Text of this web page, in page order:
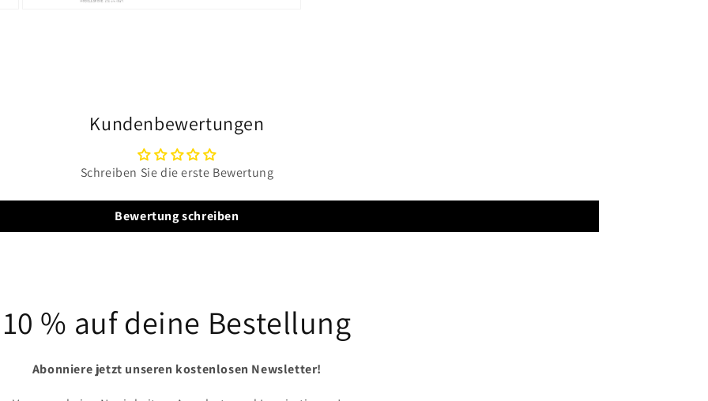
Kundenbewertungen
Schreiben Sie die erste Bewertung
Bewertung schreiben
10 % auf deine Bestellung
Abonniere jetzt unseren kostenlosen Newsletter!